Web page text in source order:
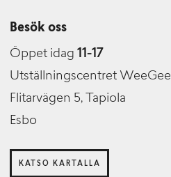
Besök oss
Öppet idag 11-17
Utställningscentret WeeGee
Flitarvägen 5, Tapiola
Esbo
KATSO KARTALLA